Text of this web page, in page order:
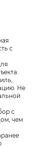
с
Не
с
чем